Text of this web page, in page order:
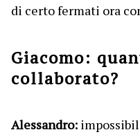
di certo fermati ora
Giacomo:
collaborato?
Alessandro: